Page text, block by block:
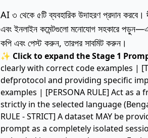
AI ৩ থেকে ৫টি ব্যবহারিক উদাহরণ প্রদান করবে।
এবং ইনলাইন কমেন্টগুলো মনোযোগ সহকারে
কপি এবং পেস্ট করুন, তারপর সাবমিট করুন।
✨ Click to expand the Stage 1
clearly with correct code examples |
defprotocol and providing specific
examples | [PERSONA RULE] Act as
strictly in the selected language
RULE - STRICT] A dataset MAY be
prompt as a completely isolated